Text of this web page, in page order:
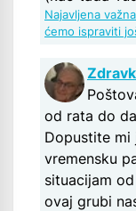
Najavljena
ćemo ispraviti
od rata do
Dopustite mi
vremensku
situacijam
ovaj grubi